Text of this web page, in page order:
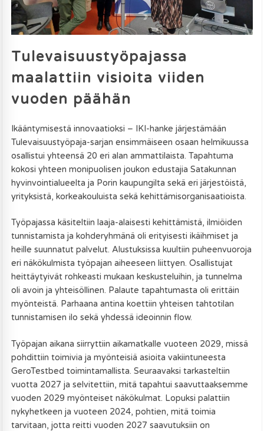
Tulevaisuustyöpajassa
maalattiin visioita viiden
vuoden päähän
Ikääntymisestä innovaatioksi – IKI-hanke järjestämään
Tulevaisuustyöpaja-sarjan ensimmäiseen osaan helmikuussa
osallistui yhteensä 20 eri alan ammattilaista. Tapahtuma
kokosi yhteen monipuolisen joukon edustajia Satakunnan
hyvinvointialueelta ja Porin kaupungilta sekä eri järjestöistä,
yrityksistä, korkeakouluista sekä kehittämisorganisaatioista.
Työpajassa käsiteltiin laaja-alaisesti kehittämistä, ilmiöiden
tunnistamista ja kohderyhmänä oli erityisesti ikäihmiset ja
heille suunnatut palvelut. Alustuksissa kuultiin puheenvuoroja
eri näkökulmista työpajan aiheeseen liittyen. Osallistujat
heittäytyivät rohkeasti mukaan keskusteluihin, ja tunnelma
oli avoin ja yhteisöllinen. Palaute tapahtumasta oli erittäin
myönteistä. Parhaana antina koettiin yhteisen tahtotilan
tunnistamisen ilo sekä yhdessä ideoinnin flow.
Työpajan aikana siirryttiin aikamatkalle vuoteen 2029, missä
pohdittiin toimivia ja myönteisiä asioita vakiintuneesta
GeroTestbed toimintamallista. Seuraavaksi tarkasteltiin
vuotta 2027 ja selvitettiin, mitä tapahtui saavuttaaksemme
vuoden 2029 myönteiset näkökulmat. Lopuksi palattiin
nykyhetkeen ja vuoteen 2024, pohtien, mitä toimia
tarvitaan, jotta reitti vuoden 2027 saavutuksiin on